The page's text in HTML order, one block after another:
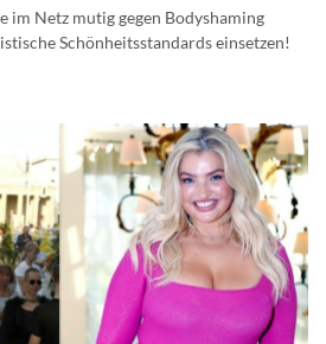
im Netz mutig gegen Bodyshaming
Schönheitsstandards einsetzen!